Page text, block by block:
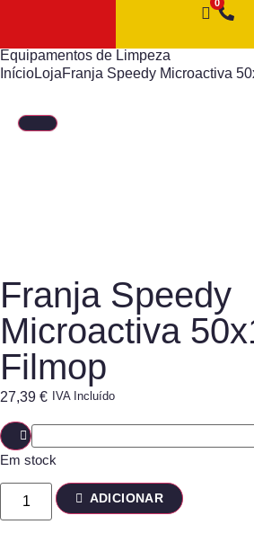
Equipamentos de Limpeza
InícioLojaFranja Speedy Microactiva
Franja Speedy
Microactiva
Filmop
27,39 € IVA Incluído
Em stock
ADICIONAR